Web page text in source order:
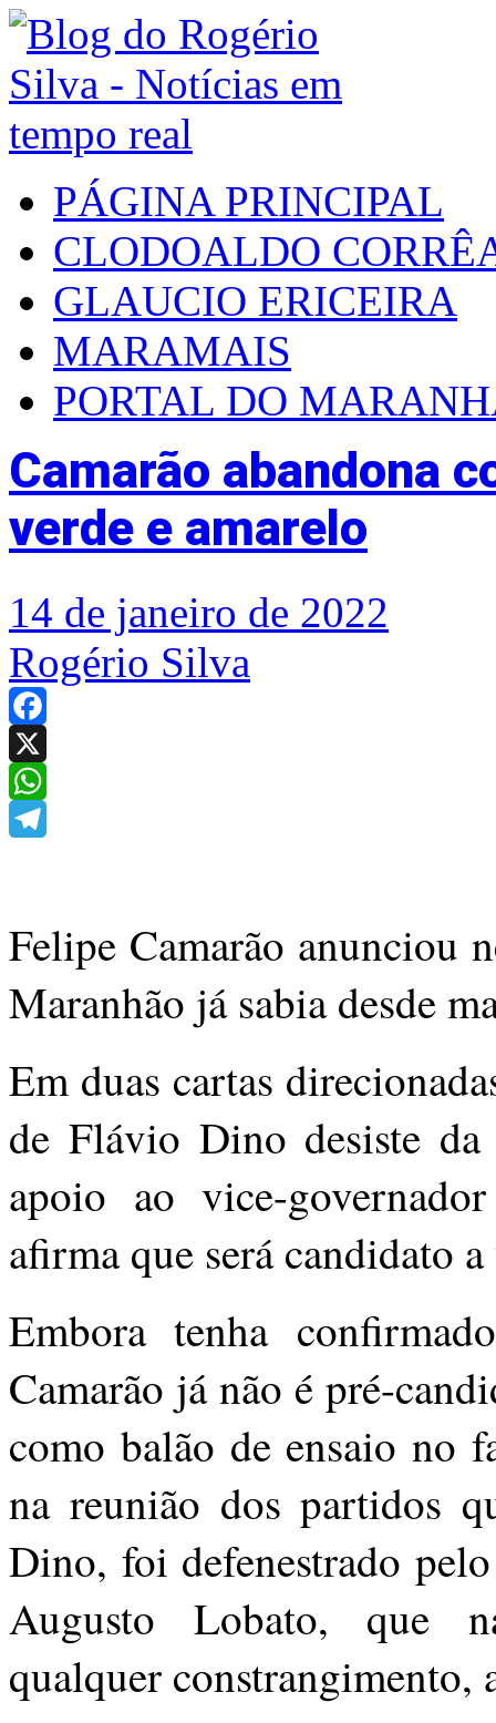
PÁGINA PRINCIPAL
CLODOALDO
GLAUCIO ERICEIRA
MARAMAIS
PORTAL DO
Camarão abandona
verde e amarelo
14 de janeiro de 2022
Rogério Silva
Facebook
X
WhatsApp
Felipe Camarão anunciou
Maranhão já sabia desde
Em duas cartas
de Flávio Dino desiste da
apoio ao vice-
afirma que será candidato
Embora tenha
Camarão já não é pré-
como balão de ensaio no
na reunião dos partidos
Dino, foi defenestrado
Augusto Lobato, que
qualquer constrangimento,